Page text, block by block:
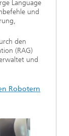
Language
und
den
(RAG)
und
Robotern